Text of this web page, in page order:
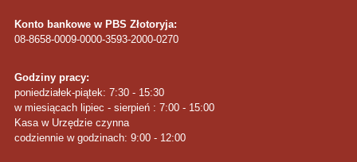
Konto bankowe w PBS Złotoryja:
08-8658-0009-0000-3593-2000-0270
Godziny pracy:
poniedziałek-piątek: 7:30 - 15:30
w miesiącach lipiec - sierpień : 7:00 - 15:00
Kasa w Urzędzie czynna
codziennie w godzinach: 9:00 - 12:00